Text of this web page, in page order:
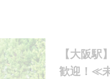
【大阪
歓迎！≪